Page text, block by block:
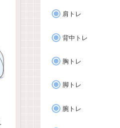
肩トレ
背中トレ
胸トレ
脚トレ
腕トレ